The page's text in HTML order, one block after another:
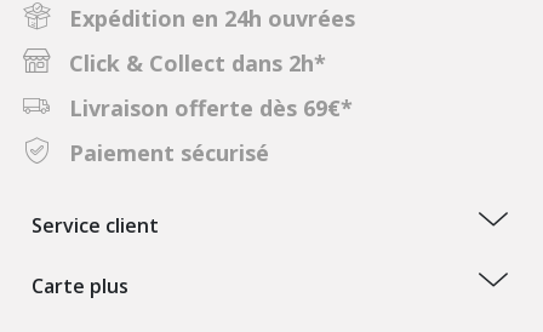
Expédition en 24h ouvrées
Click & Collect dans 2h*
Livraison offerte dès 69€*
Paiement sécurisé
Service client
Carte plus